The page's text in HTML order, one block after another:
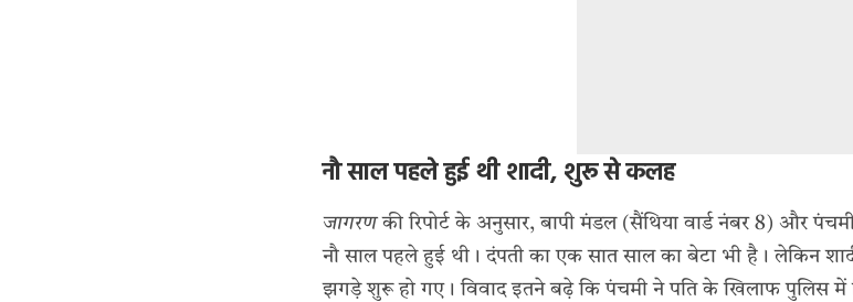
नौ साल पहले हुई थी शादी, शुरू से कलह
जागरणकी रिपोर्ट के अनुसार, बापी मंडल (सैंथिया वार्ड नंबर 8) और
नौ साल पहले हुई थी। दंपती का एक सात साल का बेटा भी है। लेकिन
झगड़े शुरू हो गए। विवाद इतने बढ़े कि पंचमी ने पति के खिलाफ पुलिस में